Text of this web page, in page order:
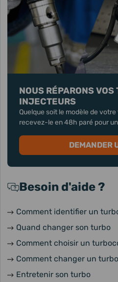
NOUS RÉPARONS VOS
INJECTEURS
Quelque soit le modèle de
recevez-le en 48h paré pour
DEMANDER
Besoin d'aide ?
Comment identifier un
Quand changer son turbo
Comment choisir un
Comment changer un turbo
Entretenir son turbo